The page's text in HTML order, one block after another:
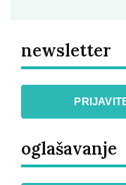
newsletter
oglašavanje